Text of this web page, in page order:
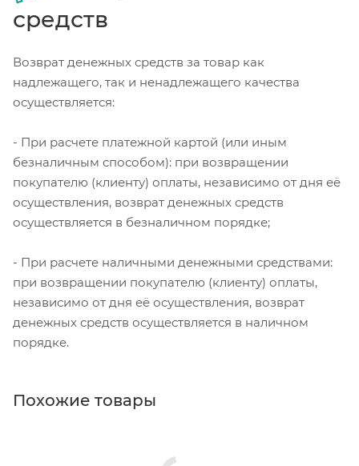
средств
Возврат денежных средств за товар как
надлежащего, так и ненадлежащего качества
осуществляется:
- При расчете платежной картой (или иным
безналичным способом): при возвращении
покупателю (клиенту) оплаты, независимо от дня её
осуществления, возврат денежных средств
осуществляется в безналичном порядке;
- При расчете наличными денежными средствами:
при возвращении покупателю (клиенту) оплаты,
независимо от дня её осуществления, возврат
денежных средств осуществляется в наличном
порядке.
Похожие товары